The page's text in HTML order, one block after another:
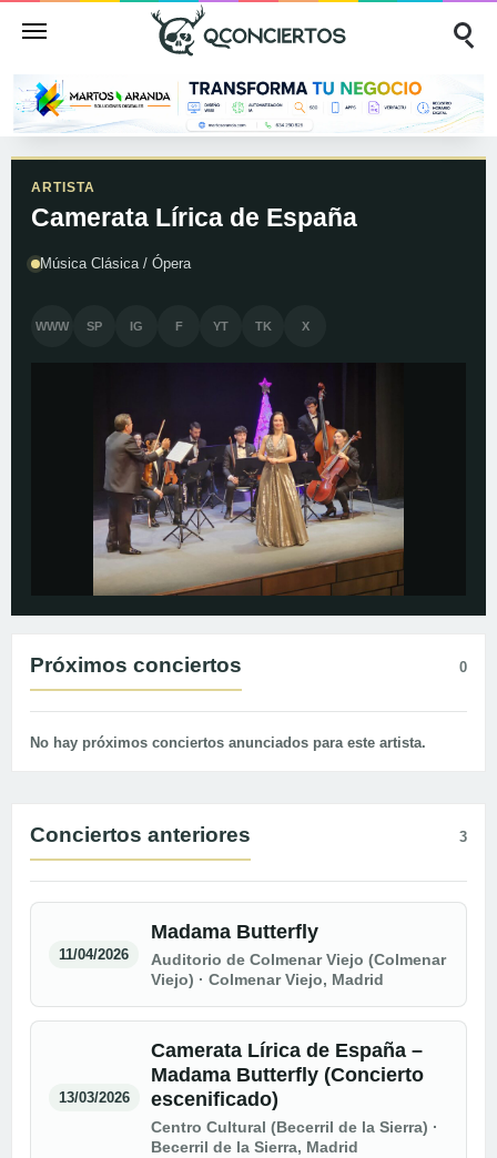
ARTISTA
Camerata Lírica de España
Música Clásica / Ópera
WWW SP IG F YT TK X
Próximos conciertos 0
No hay próximos conciertos anunciados para este artista.
Conciertos anteriores 3
11/04/2026
Madama Butterfly
Auditorio de Colmenar Viejo (Colmenar
Viejo) · Colmenar Viejo, Madrid
13/03/2026
Camerata Lírica de España –
Madama Butterfly (Concierto
escenificado)
Centro Cultural (Becerril de la Sierra) ·
Becerril de la Sierra, Madrid